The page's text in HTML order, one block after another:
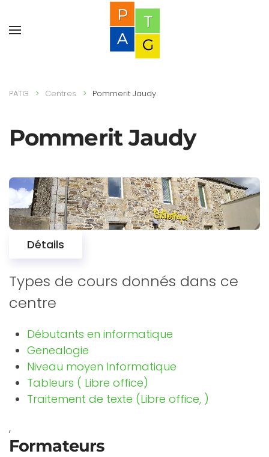
PATG Centres Pommerit Jaudy
Pommerit Jaudy
Détails
Types de cours donnés dans ce
centre
Débutants en informatique
Genealogie
Niveau moyen Informatique
Tableurs ( Libre office)
Traitement de texte (Libre office, )
,
Formateurs